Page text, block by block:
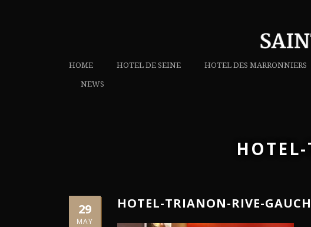
HOME HOTEL DE SEINE HOTEL DES MARRONNIERS
NEWS
29
MAY
HOTEL-TRIANON-RIVE-